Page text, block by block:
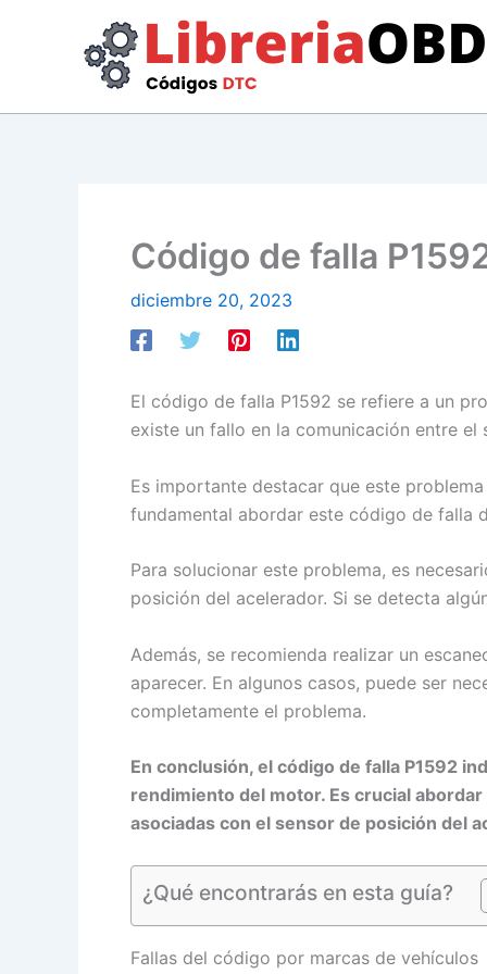
Código de falla
diciembre 20, 2023
El código de falla P1592 se refiere a un
existe un fallo en la comunicación entre
Es importante destacar que este
fundamental abordar este código de falla
Para solucionar este problema, es
posición del acelerador. Si se detecta
Además, se recomienda realizar un
aparecer. En algunos casos, puede ser
completamente el problema.
En conclusión, el código de falla P1592
rendimiento del motor. Es crucial
asociadas con el sensor de posición del
¿Qué encontrarás en esta guía?
Fallas del código por marcas de vehículos